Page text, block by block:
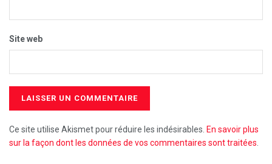
Site web
Ce site utilise Akismet pour réduire les indésirables. En savoir plus
sur la façon dont les données de vos commentaires sont traitées.